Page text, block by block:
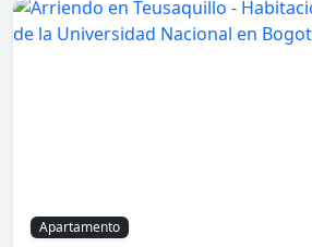
Apartamento